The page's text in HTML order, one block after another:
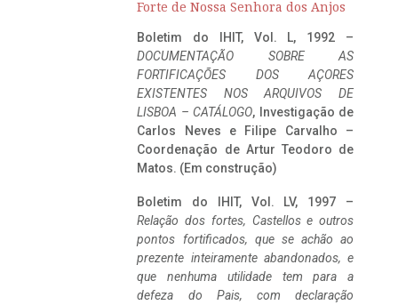
Forte de Nossa Senhora dos Anjos
Boletim do IHIT, Vol. L, 1992 –
DOCUMENTAÇÃO SOBRE AS
FORTIFICAÇÕES DOS AÇORES
EXISTENTES NOS ARQUIVOS DE
LISBOA – CATÁLOGO, Investigação de
Carlos Neves e Filipe Carvalho –
Coordenação de Artur Teodoro de
Matos. (Em construção)
Boletim do IHIT, Vol. LV, 1997 –
Relação dos fortes, Castellos e outros
pontos fortificados, que se achão ao
prezente inteiramente abandonados, e
que nenhuma utilidade tem para a
defeza do Pais, com declaração